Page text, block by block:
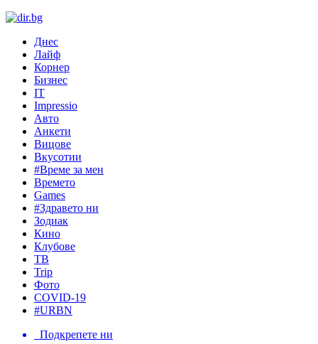
Днес
Лайф
Корнер
Бизнес
IT
Impressio
Авто
Анкети
Вицове
Вкусотии
#Време за мен
Времето
Games
#Здравето ни
Зодиак
Кино
Клубове
ТВ
Trip
Фото
COVID-19
#URBN
Подкрепете ни